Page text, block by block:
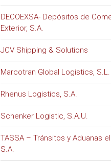
DECOEXSA- Depósitos de
Exterior, S.A.
JCV Shipping & Solutions
Marcotran Global Logistics, S.L.
Rhenus Logistics, S.A.
Schenker Logistic, S.A.U.
TASSA – Tránsitos y Aduanas
S.A.